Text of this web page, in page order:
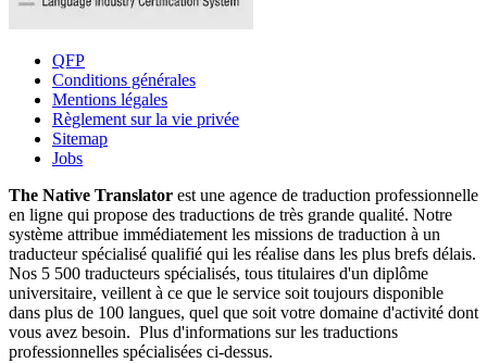
QFP
Conditions générales
Mentions légales
Règlement sur la vie privée
Sitemap
Jobs
The Native Translator est une agence de traduction professionnelle
en ligne qui propose des traductions de très grande qualité. Notre
système attribue immédiatement les missions de traduction à un
traducteur spécialisé qualifié qui les réalise dans les plus brefs délais.
Nos 5 500 traducteurs spécialisés, tous titulaires d'un diplôme
universitaire, veillent à ce que le service soit toujours disponible
dans plus de 100 langues, quel que soit votre domaine d'activité dont
vous avez besoin. Plus d'informations sur les traductions
professionnelles spécialisées ci-dessus.